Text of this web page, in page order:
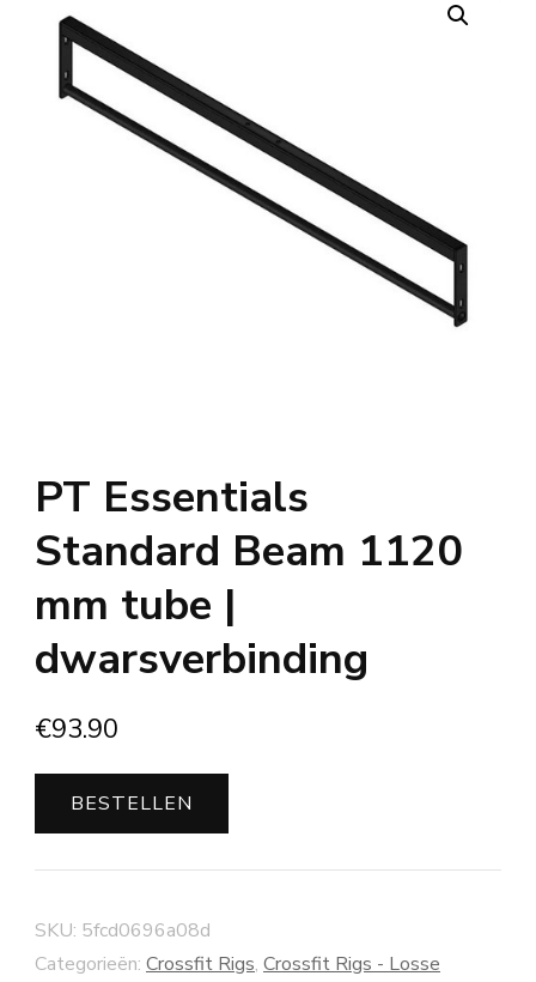
PT Essentials
Standard Beam 1120
mm tube |
dwarsverbinding
€93.90
BESTELLEN
SKU: 5fcd0696a08d
Categorieën: Crossfit Rigs, Crossfit Rigs - Losse